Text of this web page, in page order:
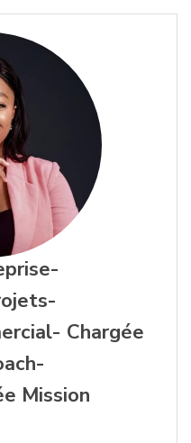
Chargée
Mission